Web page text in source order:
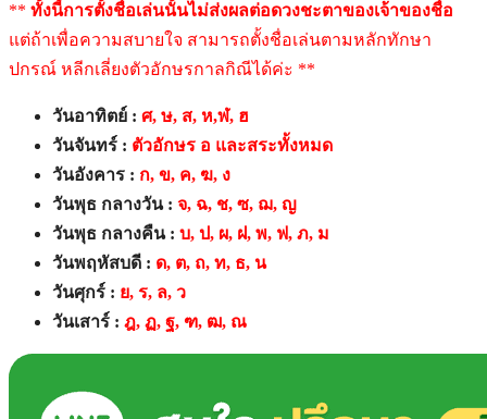
** ทั้งนี้การตั้งชื่อเล่นนั้นไม่ส่งผลต่อดวงชะตาของเจ้าของชื่อ
แต่ถ้าเพื่อความสบายใจ สามารถตั้งชื่อเล่นตามหลักทักษา
ปกรณ์ หลีกเลี่ยงตัวอักษรกาลกิณีได้ค่ะ **
วันอาทิตย์ : ศ, ษ, ส, ห,ฬ, ฮ
วันจันทร์ : ตัวอักษร อ และสระทั้งหมด
วันอังคาร : ก, ข, ค, ฆ, ง
วันพุธ กลางวัน : จ, ฉ, ช, ซ, ฌ, ญ
วันพุธ กลางคืน : บ, ป, ผ, ฝ, พ, ฟ, ภ, ม
วันพฤหัสบดี : ด, ต, ถ, ท, ธ, น
วันศุกร์ : ย, ร, ล, ว
วันเสาร์ : ฎ, ฏ, ฐ, ฑ, ฒ, ณ